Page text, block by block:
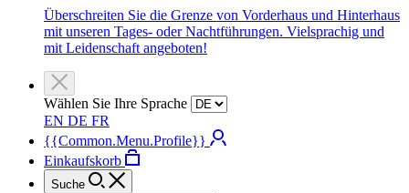
Überschreiten Sie die Grenze von Vorderhaus und Hinterhaus
mit unseren Tages- oder Nachtführungen. Vielsprachig und
mit Leidenschaft angeboten!
Wählen Sie Ihre Sprache
EN DE FR
{{Common.Menu.Profile}}
Einkaufskorb
Suche